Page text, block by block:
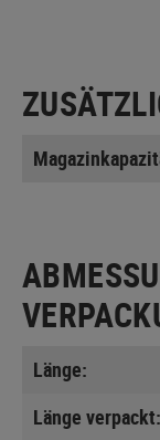
Länge:
Länge verpackt: